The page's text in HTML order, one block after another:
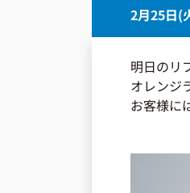
2月25日(
明日のリ
オレンジ
お客様に